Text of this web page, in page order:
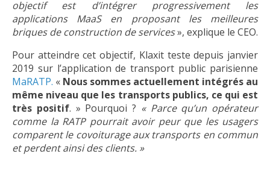
objectif est d’intégrer progressivement les
applications MaaS en proposant les meilleures
briques de construction de services», explique le CEO.
Pour atteindre cet objectif, Klaxit teste depuis janvier
2019 sur l’application de transport public parisienne
MaRATP. « Nous sommes actuellement intégrés au
même niveau que les transports publics, ce qui est
très positif. » Pourquoi ? « Parce qu’un opérateur
comme la RATP pourrait avoir peur que les usagers
comparent le covoiturage aux transports en commun
et perdent ainsi des clients. »